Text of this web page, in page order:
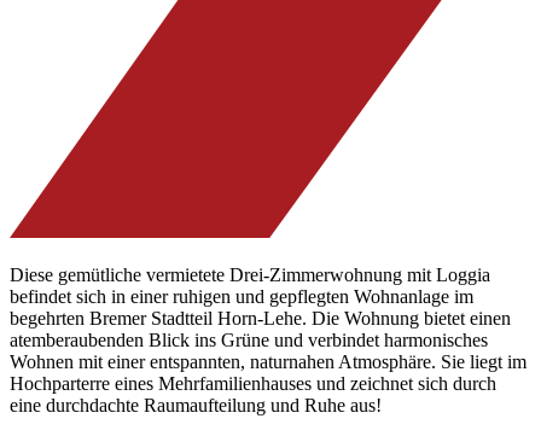
Diese gemütliche vermietete Drei-Zimmerwohnung mit Loggia
befindet sich in einer ruhigen und gepflegten Wohnanlage im
begehrten Bremer Stadtteil Horn-Lehe. Die Wohnung bietet einen
atemberaubenden Blick ins Grüne und verbindet harmonisches
Wohnen mit einer entspannten, naturnahen Atmosphäre. Sie liegt im
Hochparterre eines Mehrfamilienhauses und zeichnet sich durch
eine durchdachte Raumaufteilung und Ruhe aus!